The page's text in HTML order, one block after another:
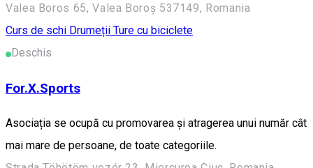
Valea Boros 65, Valea Boroș 537149, Romania
Curs de schi Drumeții Ture cu biciclete
Deschis
For.X.Sports
Asociația se ocupă cu promovarea și atragerea unui număr cât
mai mare de persoane, de toate categoriile.